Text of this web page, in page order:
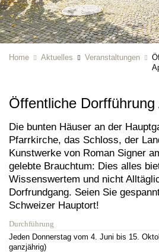
Home Aktuelles Veranstaltungen
Öffentliche Dorfführung
Die bunten Häuser an der
Pfarrkirche, das Schloss, der
Kunstwerke von Roman Signer
gelebte Brauchtum: Dies alles
Wissenswertem und nicht
Dorfrundgang. Seien Sie
Schweizer Hauptort!
Durchführung
Jeden Donnerstag vom 4. Juni bis 15.
ganzjährig)